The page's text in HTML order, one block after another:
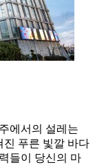
에서의 설레는
진 푸른 빛깔 바다
들이 당신의 마